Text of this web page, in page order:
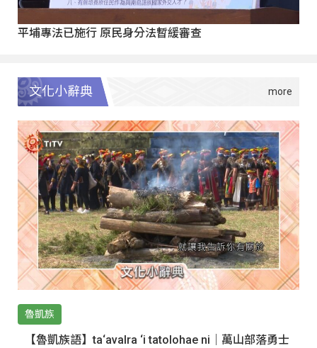
平埔專法已施行 原民身分法暫緩審查
文化小辭典
魯凱族
【魯凱族語】ta‘avalra ‘i tatolohae ni｜萬山部落勇士